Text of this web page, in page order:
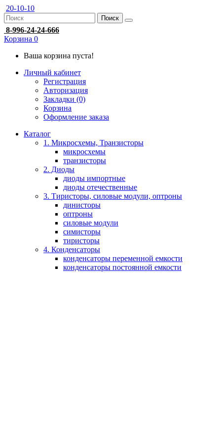
20-10-10
Поиск
8-996-24-24-666
Корзина 0
Ваша корзина пуста!
Личный кабинет
Регистрация
Авторизация
Закладки (0)
Корзина
Оформление заказа
Каталог
1. Микросхемы, Транзисторы
микросхемы
транзисторы
2. Диоды
диоды импортные
диоды отечественные
3. Тиристоры, силовые модули, оптроны
динисторы
оптроны
силовые модули
симисторы
тиристоры
4. Конденсаторы
конденсаторы переменной емкости
конденсаторы постоянной емкости